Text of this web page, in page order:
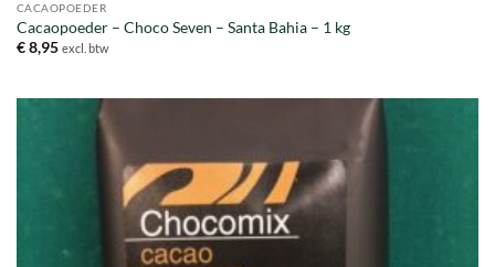
CACAOPOEDER
Cacaopoeder – Choco Seven – Santa Bahia – 1 kg
€8,95 excl. btw